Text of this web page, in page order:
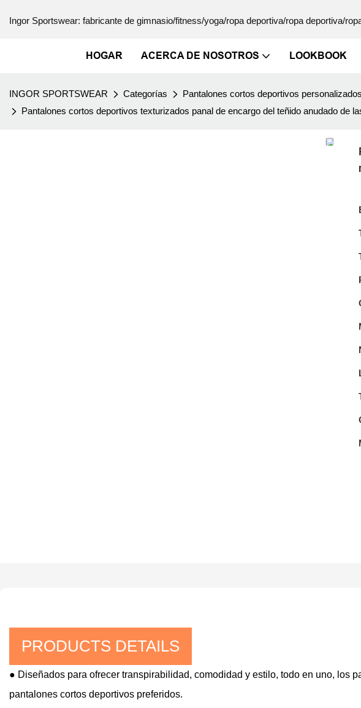
Ingor Sportswear: fabricante de gimnasio/fitness/yoga/ropa deportiva/ropa deportiva/
HOGAR ACERCA DE NOSOTROS LOOKBOOK
INGOR SPORTSWEAR Categorías
Pantalones cortos deportivos personalizados
Pantalones cortos deportivos texturizados panal de encargo del teñido anudado de
PRODUCTS DETAILS
● Diseñados para ofrecer transpirabilidad, comodidad y estilo, todo en uno, los
pantalones cortos deportivos preferidos.